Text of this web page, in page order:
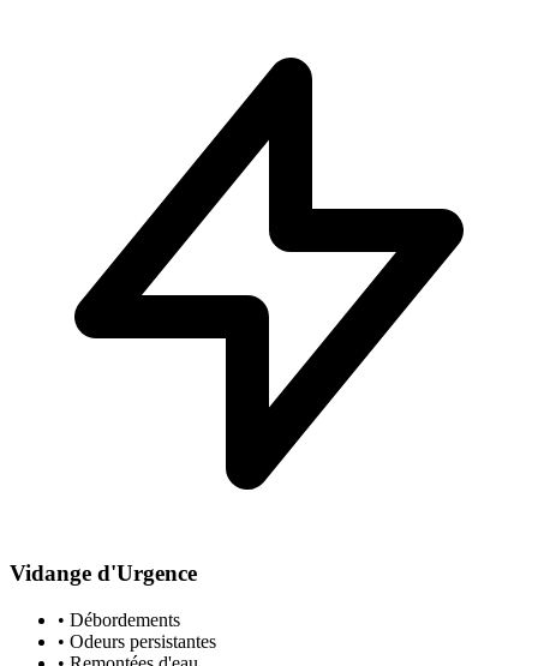
Vidange d'Urgence
• Débordements
• Odeurs persistantes